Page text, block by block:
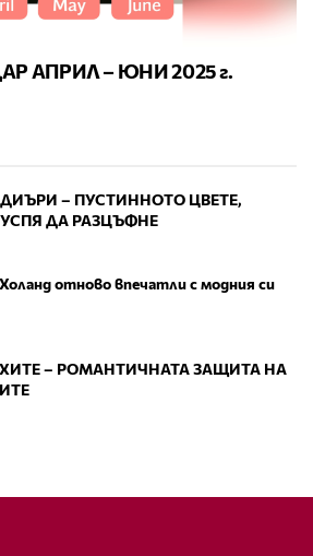
АПРИЛ – ЮНИ 2025 г.
– ПУСТИННОТО ЦВЕТЕ,
ДА РАЗЦЪФНЕ
отново впечатли с модния си
– РОМАНТИЧНАТА ЗАЩИТА НА